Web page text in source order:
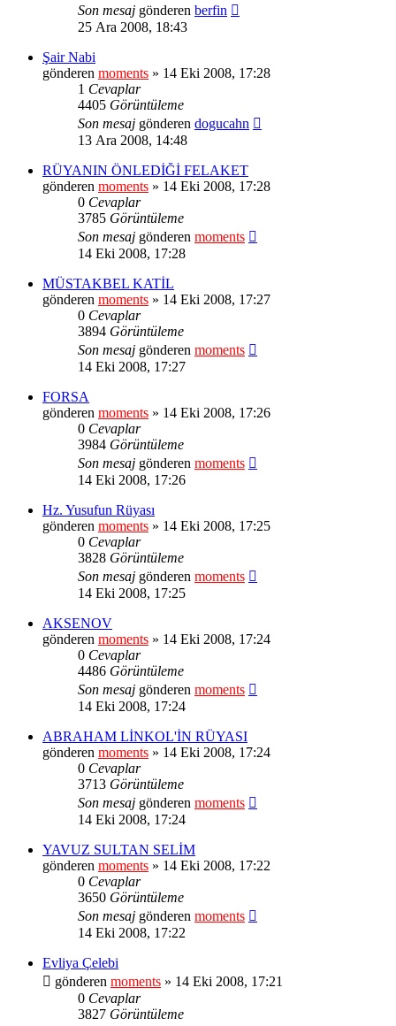
Son mesaj gönderen berfin
25 Ara 2008, 18:43
Şair Nabi
gönderen moments » 14 Eki 2008, 17:28
1 Cevaplar
4405 Görüntüleme
Son mesaj gönderen dogucahn
13 Ara 2008, 14:48
RÜYANIN ÖNLEDİĞİ FELAKET
gönderen moments » 14 Eki 2008, 17:28
0 Cevaplar
3785 Görüntüleme
Son mesaj gönderen moments
14 Eki 2008, 17:28
MÜSTAKBEL KATİL
gönderen moments » 14 Eki 2008, 17:27
0 Cevaplar
3894 Görüntüleme
Son mesaj gönderen moments
14 Eki 2008, 17:27
FORSA
gönderen moments » 14 Eki 2008, 17:26
0 Cevaplar
3984 Görüntüleme
Son mesaj gönderen moments
14 Eki 2008, 17:26
Hz. Yusufun Rüyası
gönderen moments » 14 Eki 2008, 17:25
0 Cevaplar
3828 Görüntüleme
Son mesaj gönderen moments
14 Eki 2008, 17:25
AKSENOV
gönderen moments » 14 Eki 2008, 17:24
0 Cevaplar
4486 Görüntüleme
Son mesaj gönderen moments
14 Eki 2008, 17:24
ABRAHAM LİNKOL'İN RÜYASI
gönderen moments » 14 Eki 2008, 17:24
0 Cevaplar
3713 Görüntüleme
Son mesaj gönderen moments
14 Eki 2008, 17:24
YAVUZ SULTAN SELİM
gönderen moments » 14 Eki 2008, 17:22
0 Cevaplar
3650 Görüntüleme
Son mesaj gönderen moments
14 Eki 2008, 17:22
Evliya Çelebi
gönderen moments » 14 Eki 2008, 17:21
0 Cevaplar
3827 Görüntüleme